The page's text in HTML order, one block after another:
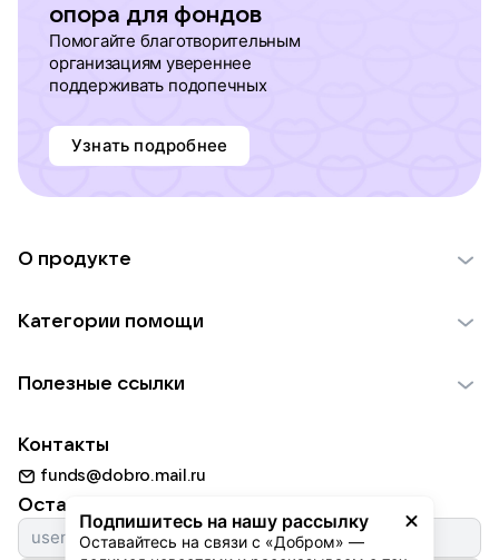
опора для фондов
Помогайте благотворительным
организациям увереннее
поддерживать подопечных
Узнать подробнее
Подпишитесь на нашу рассылку
Оставайтесь на связи с «Добром» —
О продукте
Использование материалов
Для НКО
Партнерам
Категории помощи
Пожилым
Животным
Природе
Культуре
Полезные ссылки
Добрый день
Истории
Контакты
funds@dobro.mail.ru
Оставайтесь с нами